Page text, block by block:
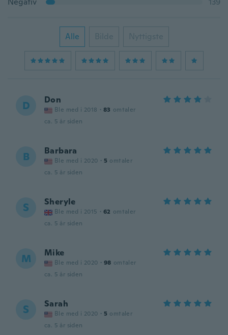
Alle Bilde Nyttigste
D Don
Ble med i 2018 · 83 omtaler
ca. 5 år siden
B Barbara
Ble med i 2020 · 5 omtaler
ca. 5 år siden
S Sheryle
Ble med i 2015 · 62 omtaler
ca. 5 år siden
M Mike
Ble med i 2020 · 98 omtaler
ca. 5 år siden
S Sarah
Ble med i 2020 · 5 omtaler
ca. 5 år siden